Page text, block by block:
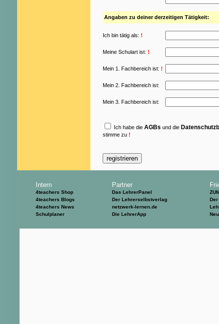
Angaben zu deiner derzeitigen Tätigkeit:
Ich bin tätig als: !
Meine Schulart ist: !
Mein 1. Fachbereich ist: !
Mein 2. Fachbereich ist:
Mein 3. Fachbereich ist:
Ich habe die AGBs und die
stimme zu !
Intern
4teachers Shop
4teachers Blogs
4teachers News
Schulplaner
Partner
Das LehrerPanel
Der Lehrerselbstverlag
netzwerk-lernen.de
Die LehrerApp